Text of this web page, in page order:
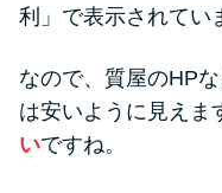
利」で表示されてい
なので、質屋のHP
は安いように見えま
いですね。